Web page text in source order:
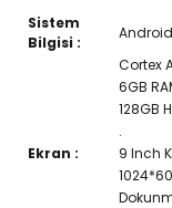
Sistem
Bilgisi :
Android
Cortex
6GB
128GB
.
Ekran :
9 Inch